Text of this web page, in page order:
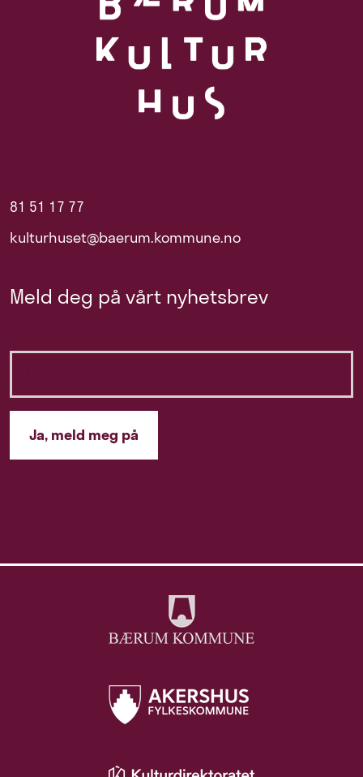
81 51 17 77
kulturhuset@baerum.kommune.no
Meld deg på vårt nyhetsbrev